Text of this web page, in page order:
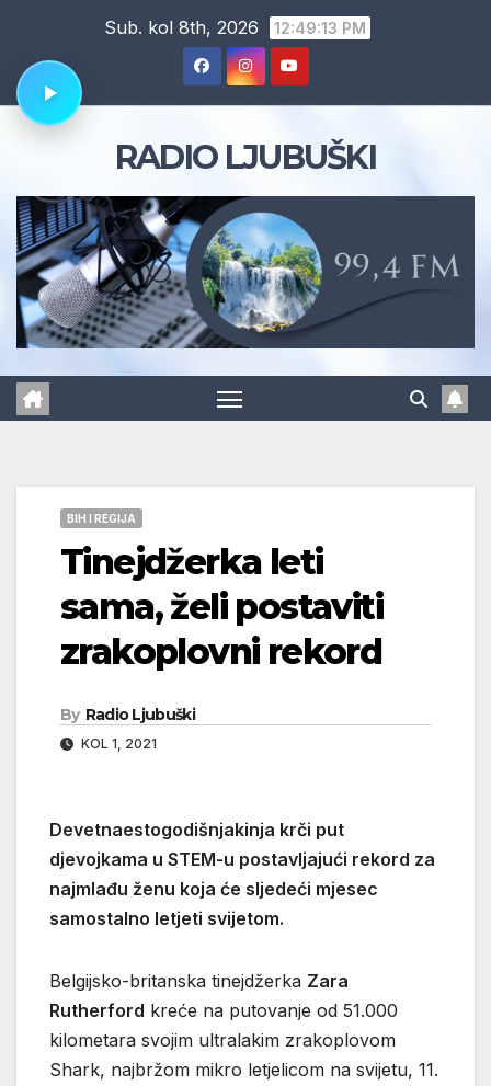
content
Sub. kol 8th, 2026 12:49:13 PM
RADIO LJUBUŠKI
BIH I REGIJA
Tinejdžerka leti
sama, želi postaviti
zrakoplovni rekord
By Radio Ljubuški
KOL 1, 2021
Devetnaestogodišnjakinja krči put
djevojkama u STEM-u postavljajući rekord za
najmlađu ženu koja će sljedeći mjesec
samostalno letjeti svijetom.
Belgijsko-britanska tinejdžerka Zara
Rutherford kreće na putovanje od 51.000
kilometara svojim ultralakim zrakoplovom
Shark, najbržom mikro letjelicom na svijetu, 11.